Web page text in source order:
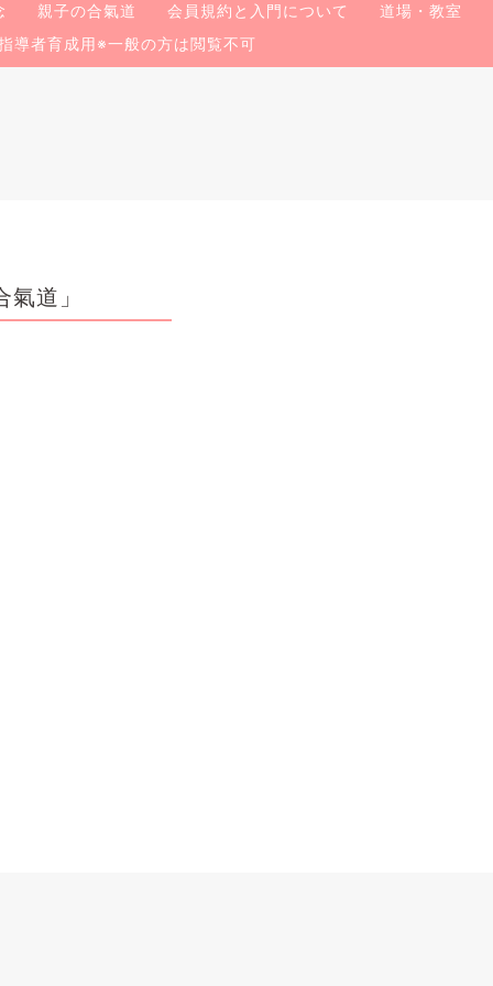
親子の合氣道 会員規約と入門について
道場・教室
導者育成用※一般の方は閲覧不可
道」